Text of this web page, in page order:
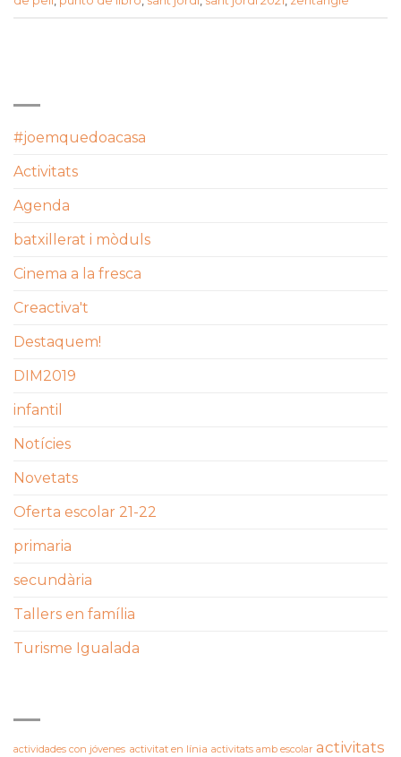
#joemquedoacasa
Activitats
Agenda
batxillerat i mòduls
Cinema a la fresca
Creactiva't
Destaquem!
DIM2019
infantil
Notícies
Novetats
Oferta escolar 21-22
primaria
secundària
Tallers en família
Turisme Igualada
actividades con jóvenes activitat en línia activitats amb escolar activitats